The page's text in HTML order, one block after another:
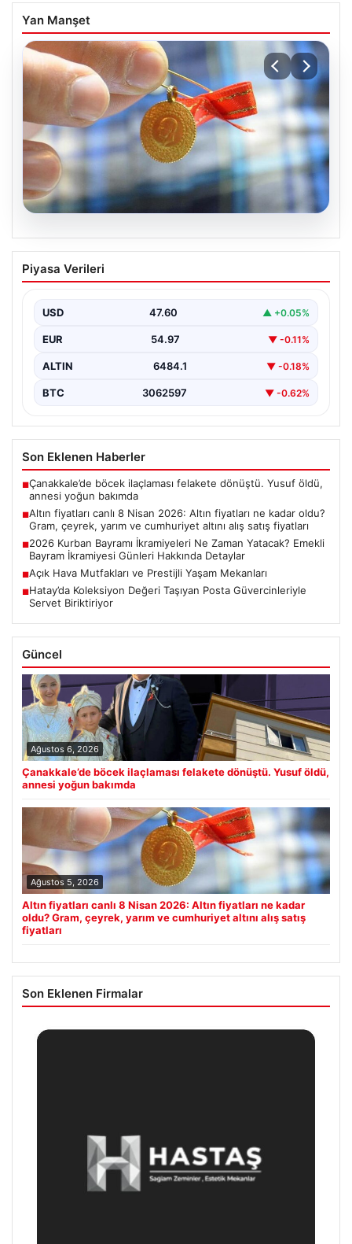
Yan Manşet
05.08.2026
Altın fiyatları canlı 8 Nisan 2026: Altın
fiyatları ne kadar oldu? Gram, çeyrek,
fiyatları
Piyasa Verileri
USD 47.60 ▲ +0.05%
EUR 54.97 ▼ -0.11%
ALTIN 6484.1 ▼ -0.18%
BTC 3062597 ▼ -0.62%
Son Eklenen Haberler
■Çanakkale’de böcek ilaçlaması felakete dönüştü. Yusuf öldü,
annesi yoğun bakımda
■Altın fiyatları canlı 8 Nisan 2026: Altın fiyatları ne kadar oldu?
Gram, çeyrek, yarım ve cumhuriyet altını alış satış fiyatları
■2026 Kurban Bayramı İkramiyeleri Ne Zaman Yatacak? Emekli
Bayram İkramiyesi Günleri Hakkında Detaylar
■Açık Hava Mutfakları ve Prestijli Yaşam Mekanları
■Hatay’da Koleksiyon Değeri Taşıyan Posta Güvercinleriyle
Servet Biriktiriyor
Güncel
Ağustos 6, 2026
Çanakkale’de böcek ilaçlaması felakete dönüştü. Yusuf öldü,
annesi yoğun bakımda
Ağustos 5, 2026
Altın fiyatları canlı 8 Nisan 2026: Altın fiyatları ne kadar
oldu? Gram, çeyrek, yarım ve cumhuriyet altını alış satış
fiyatları
Son Eklenen Firmalar